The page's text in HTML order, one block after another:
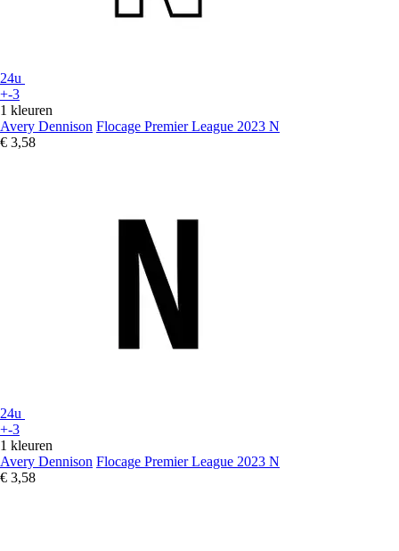
24u
+-3
1 kleuren
Avery Dennison Flocage Premier League 2023 N
€ 3,58
24u
+-3
1 kleuren
Avery Dennison Flocage Premier League 2023 N
€ 3,58